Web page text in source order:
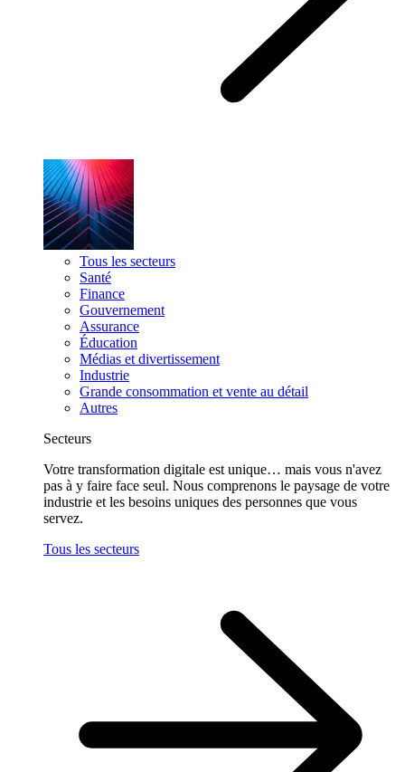
Tous les secteurs
Santé
Finance
Gouvernement
Assurance
Éducation
Médias et divertissement
Industrie
Grande consommation et vente au détail
Autres
Secteurs
Votre transformation digitale est unique… mais vous n'avez
pas à y faire face seul. Nous comprenons le paysage de votre
industrie et les besoins uniques des personnes que vous
servez.
Tous les secteurs